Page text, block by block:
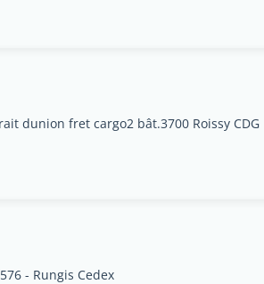
dunion fret cargo2 bât.3700 Roissy CDG
- Rungis Cedex